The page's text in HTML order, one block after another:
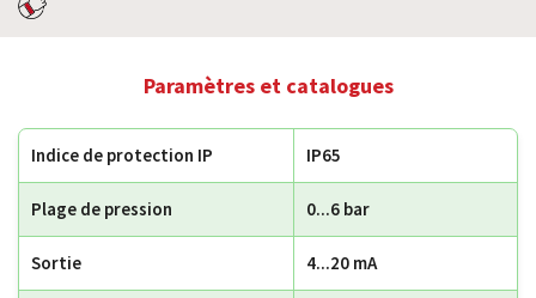
Paramètres et catalogues
Indice de protection IP IP65
Plage de pression 0...6 bar
Sortie 4...20 mA